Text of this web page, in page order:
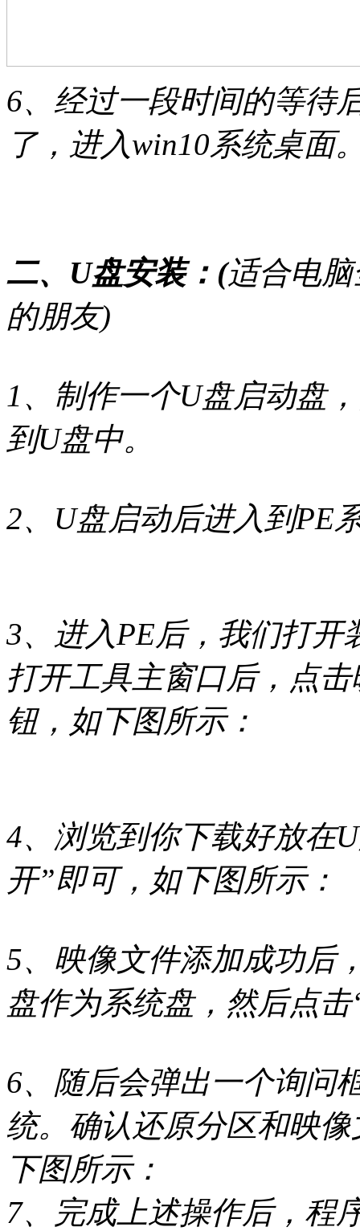
6、经过一段时间的等待
了，进入win10系统桌面
二、U盘安装：(适合电
的朋友)
1、制作一个U盘启动盘
到U盘中。
2、U盘启动后进入到PE
3、进入PE后，我们打开
打开工具主窗口后，点
钮，如下图所示：
4、浏览到你下载好放在
开”即可，如下图所示：
5、映像文件添加成功后
盘作为系统盘，然后点
6、随后会弹出一个询问
统。确认还原分区和映
下图所示：
7、完成上述操作后，程